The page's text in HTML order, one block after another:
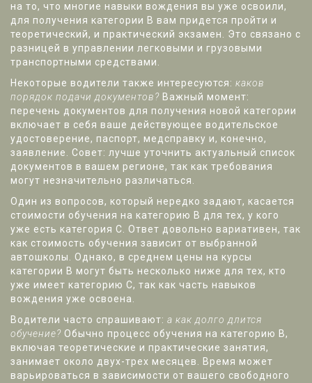
на то, что многие навыки вождения вы уже освоили,
для получения категории В вам придется пройти и
теоретический, и практический экзамен. Это связано с
разницей в управлении легковыми и грузовыми
транспортными средствами.
Некоторые водители также интересуются: каков
порядок подачи документов? Важный момент:
перечень документов для получения новой категории
включает в себя ваше действующее водительское
удостоверение, паспорт, медсправку и, конечно,
заявление. Совет: лучше уточнить актуальный список
документов в вашем регионе, так как требования
могут незначительно различаться.
Один из вопросов, который нередко задают, касается
стоимости обучения на категорию В для тех, у кого
уже есть категория С. Ответ довольно вариативен, так
как стоимость обучения зависит от выбранной
автошколы. Однако, в среднем цены на курсы
категории В могут быть несколько ниже для тех, кто
уже имеет категорию С, так как часть навыков
вождения уже освоена.
Водители часто спрашивают: а как долго длится
обучение? Обычно процесс обучения на категорию В,
включая теоретические и практические занятия,
занимает около двух-трех месяцев. Время может
варьироваться в зависимости от вашего свободного